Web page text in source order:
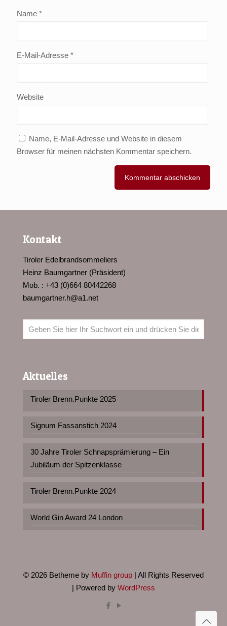
Name *
E-Mail-Adresse *
Website
Name, E-Mail-Adresse und Website in diesem
Browser für meinen nächsten Kommentar speichern.
Kontakt
Tiroler Edelbrandsommeliers
Heinz Baumgartner (Präsident)
Mob. : +43 (0)664 80442268
baumgartner.h@a1.net
Aktuelles
Tiroler Brenn.Punkte 2025
Signum Fassanstich 2024
30 Jahre Tiroler Schnapsprämierung – Ein
Jubiläum der Spitzenklasse
Tiroler Brenn.Punkte 2024
World Gin Award 24 London
© 2026 Betheme by Muffin group | All Rights Reserved
| Powered by WordPress